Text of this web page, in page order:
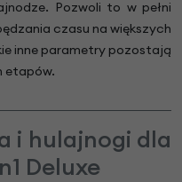
Pozwoli to w pełni
czasu na większych
inne parametry pozostają
etapów.
i hulajnogi dla
Deluxe